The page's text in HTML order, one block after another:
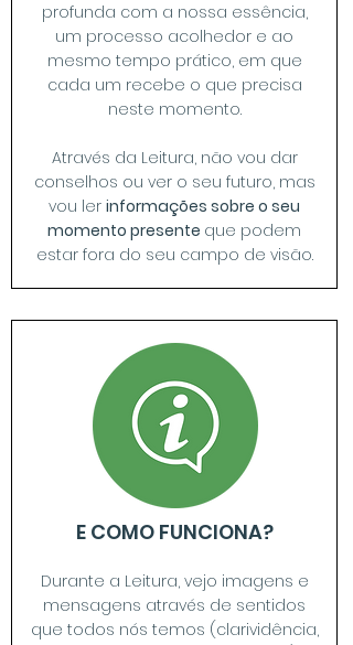
profunda com a nossa essência,
um processo acolhedor e ao
mesmo tempo prático, em que
cada um recebe o que precisa
neste momento.
Através da Leitura, não vou dar
conselhos ou ver o seu futuro, mas
vou ler informações sobre o seu
momento presente que podem
estar fora do seu campo de visão.
E COMO FUNCIONA?
Durante a Leitura, vejo imagens e
mensagens através de sentidos
que todos nós temos (clarividência,